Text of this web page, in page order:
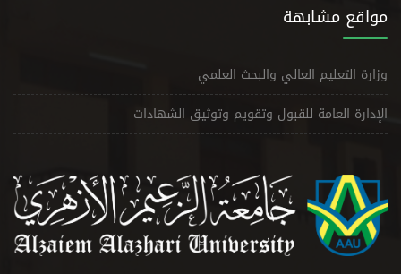
مواقع مشابهة
وزارة التعليم العالي والبحث العلمي
الإدارة العامة للقبول وتقويم وتوثيق الشهادات